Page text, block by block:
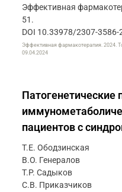
Эффективная
51.
DOI 10.33978/2307-3586-
Эффективная фармакотерапия. 2024.
09.04.2024
Патогенетические
пациентов с
Т.Е. Ободзинская
В.О. Генералов
Т.Р. Садыков
С.В. Приказчиков